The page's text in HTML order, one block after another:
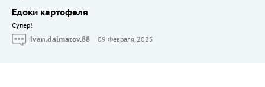
Едоки картофеля
Cупер!
ivan.dalmatov.88
09 Февраля, 2025